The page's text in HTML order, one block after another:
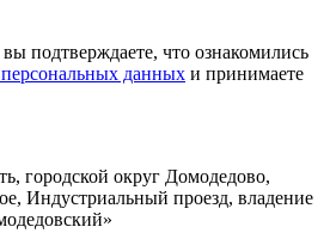
подтверждаете, что ознакомились
данных и принимаете
городской округ Домодедово,
Индустриальный проезд, владение